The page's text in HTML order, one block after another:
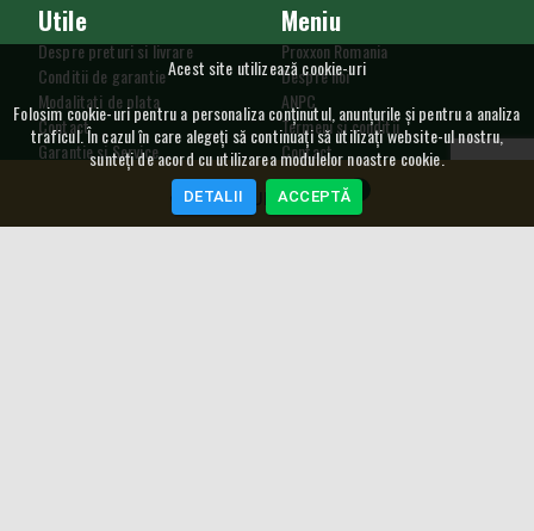
COȘ CUMPĂRĂTURI 0
Meniu
Proxxon Romania
Despre noi
ANPC
Termeni si conditii
Contact
Utilizare cookie
GDPR
SAL
Utile
Despre preturi si livrare
Conditii de garantie
Modalitati de plata
Contact
Garantie si Service
Procedura de retur
Curs Valutar
Acest site utilizează cookie-uri
Folosim cookie-uri pentru a personaliza conținutul, anunțurile și pentru a analiza
traficul. În cazul în care alegeți să continuați să utilizați website-ul nostru,
sunteți de acord cu utilizarea modulelor noastre cookie.
DETALII ACCEPTĂ